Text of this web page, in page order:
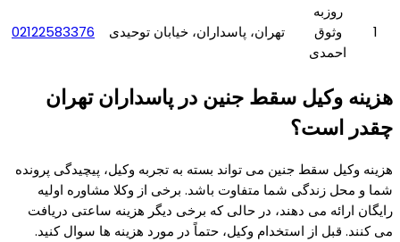
1
روزبه
وثوق
احمدی
تهران، پاسداران، خیابان توحیدی 02122583376
هزینه وکیل سقط جنین در پاسداران تهران
چقدر است؟
هزینه وکیل سقط جنین می تواند بسته به تجربه وکیل، پیچیدگی پرونده
شما و محل زندگی شما متفاوت باشد. برخی از وکلا مشاوره اولیه
رایگان ارائه می دهند، در حالی که برخی دیگر هزینه ساعتی دریافت
می کنند. قبل از استخدام وکیل، حتماً در مورد هزینه ها سوال کنید.